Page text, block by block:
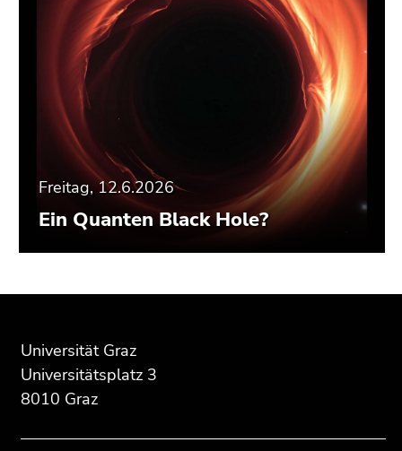
Freitag, 12.6.2026
Ein Quanten Black Hole?
Seitenbereichs:
Zusatzinformationen:
Universität Graz
Universitätsplatz 3
8010 Graz
Seitenbereichs.
Übersicht
Seitenbereichs.
Übersicht